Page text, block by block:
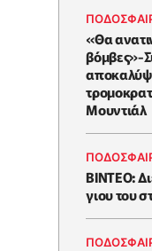
«Θα
βόμβες»-
Μουντιάλ
BINTEO:
γιου του